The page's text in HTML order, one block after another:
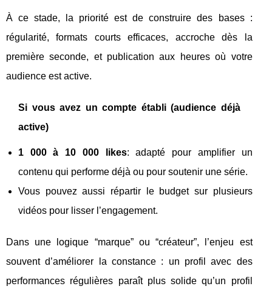
À ce stade, la priorité est de construire des bases :
régularité, formats courts efficaces, accroche dès la
première seconde, et publication aux heures où votre
audience est active.
Si vous avez un compte établi (audience déjà
active)
1 000 à 10 000 likes: adapté pour amplifier un
contenu qui performe déjà ou pour soutenir une série.
Vous pouvez aussi répartir le budget sur plusieurs
vidéos pour lisser l’engagement.
Dans une logique “marque” ou “créateur”, l’enjeu est
souvent d’améliorer la constance : un profil avec des
performances régulières paraît plus solide qu’un profil